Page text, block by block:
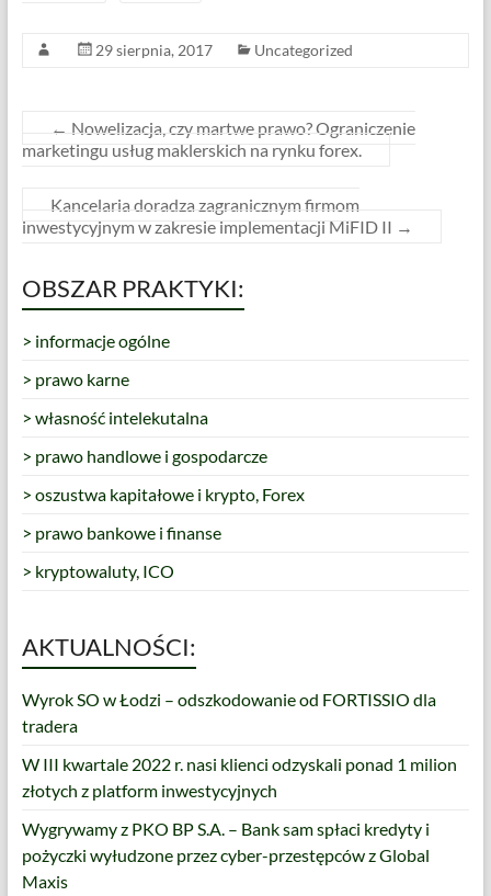
29 sierpnia, 2017 Uncategorized
← Nowelizacja, czy martwe prawo? Ograniczenie
marketingu usług maklerskich na rynku forex.
Kancelaria doradza zagranicznym firmom
inwestycyjnym w zakresie implementacji MiFID II →
OBSZAR PRAKTYKI:
> informacje ogólne
> prawo karne
> własność intelekutalna
> prawo handlowe i gospodarcze
> oszustwa kapitałowe i krypto, Forex
> prawo bankowe i finanse
> kryptowaluty, ICO
AKTUALNOŚCI:
Wyrok SO w Łodzi – odszkodowanie od FORTISSIO dla
tradera
W III kwartale 2022 r. nasi klienci odzyskali ponad 1 milion
złotych z platform inwestycyjnych
Wygrywamy z PKO BP S.A. – Bank sam spłaci kredyty i
pożyczki wyłudzone przez cyber-przestępców z Global
Maxis